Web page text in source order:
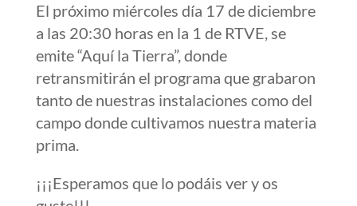
El próximo miércoles día 17 de diciembre
a las 20:30 horas en la 1 de RTVE, se
emite “Aquí la Tierra”, donde
retransmitirán el programa que grabaron
tanto de nuestras instalaciones como del
campo donde cultivamos nuestra materia
prima.
¡¡¡Esperamos que lo podáis ver y os